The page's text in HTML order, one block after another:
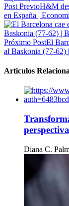
Post PrevioH&M
en España |
Próximo PostEl
al Baskonia (77-62)
Articulos
Diana C.